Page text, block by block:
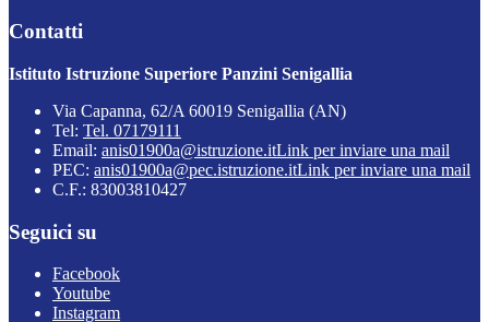
Contatti
Istituto Istruzione Superiore Panzini Senigallia
Via Capanna, 62/A 60019 Senigallia (AN)
Tel: Tel. 07179111
Email: anis01900a@istruzione.itLink per inviare una mail
PEC: anis01900a@pec.istruzione.itLink per inviare una mail
C.F.: 83003810427
Seguici su
Facebook
Youtube
Instagram